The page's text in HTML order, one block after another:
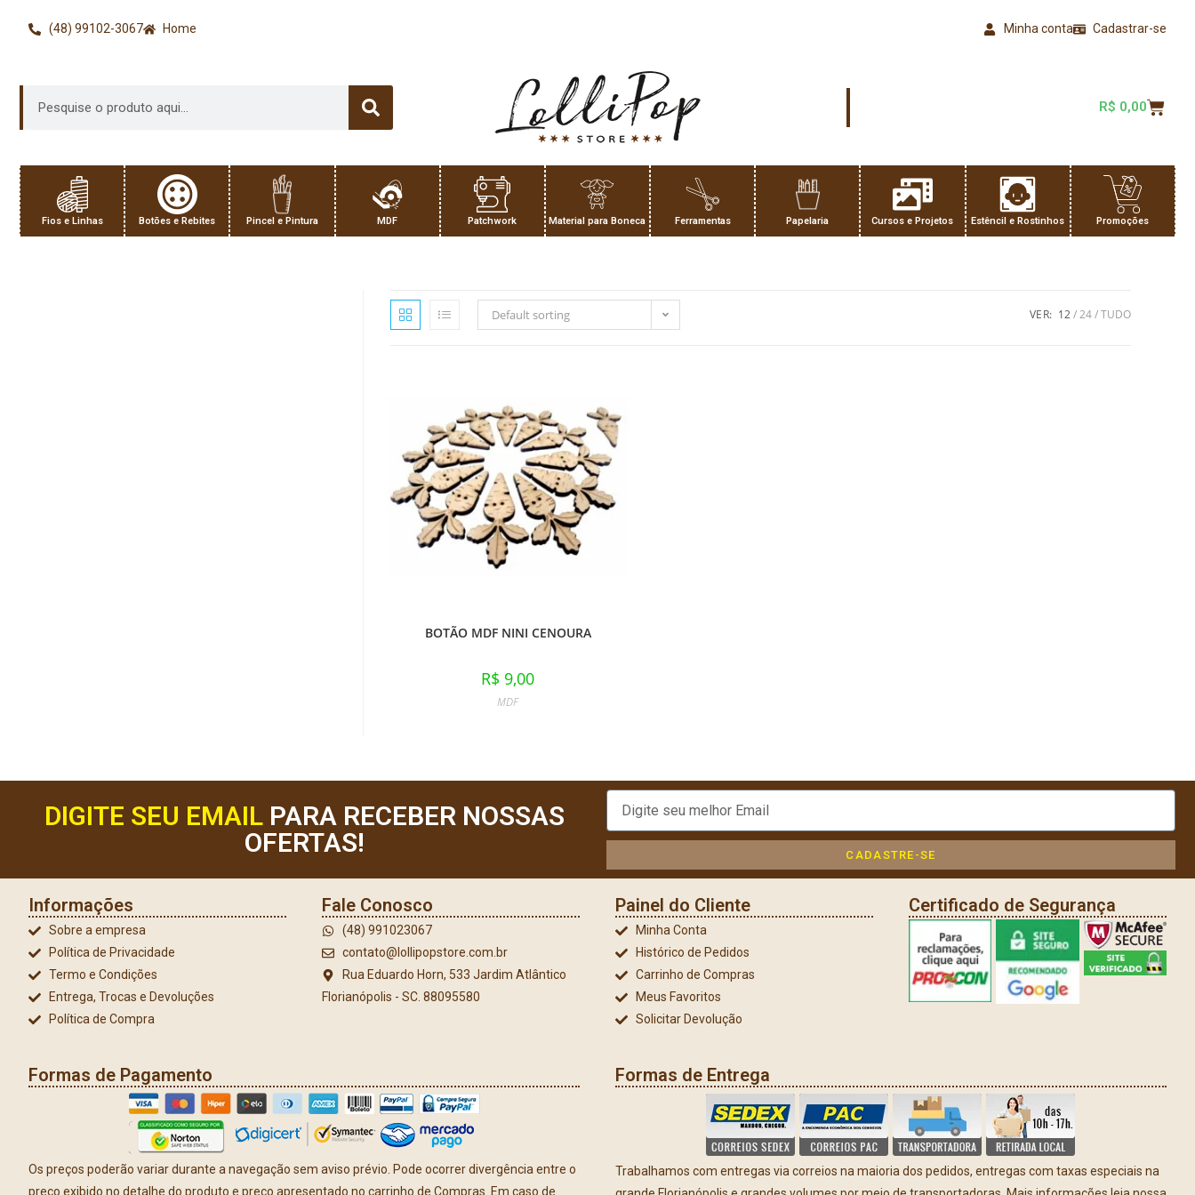
(48) 99102-3067 Home Cadastrar-se
Minha conta
R$ 0,00
Fios e Linhas Botões e Rebites Pincel e Pintura MDF Patchwork Material para Boneca Ferramentas Papelaria Cursos e Projetos Estêncil e Rostinhos Promoções
Default sorting VER: 12 24 TUDO
BOTÃO MDF NINI CENOURA
R$ 9,00
MDF
DIGITE SEU EMAILPARA RECEBER NOSSAS
OFERTAS!
CADASTRE-SE
Informações
Sobre a empresa
Política de Privacidade
Termo e Condições
Entrega, Trocas e Devoluções
Política de Compra
Fale Conosco
(48) 991023067
contato@lollipopstore.com.br
Rua Eduardo Horn, 533 Jardim Atlântico
Florianópolis - SC. 88095580
Painel do Cliente
Minha Conta
Histórico de Pedidos
Carrinho de Compras
Meus Favoritos
Solicitar Devolução
Certificado de Segurança
Formas de Pagamento
Os preços poderão variar durante a navegação sem aviso prévio. Pode ocorrer divergência entre o
preço exibido no detalhe do produto e preço apresentado no carrinho de Compras. Em caso de
Formas de Entrega
Trabalhamos com entregas via correios na maioria dos pedidos, entregas com taxas especiais na